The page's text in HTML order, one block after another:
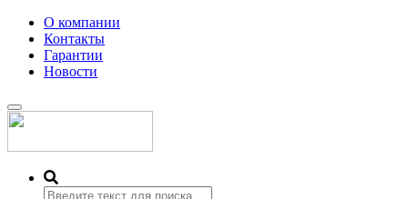
О компании
Контакты
Гарантии
Новости
Переключить
навигацию